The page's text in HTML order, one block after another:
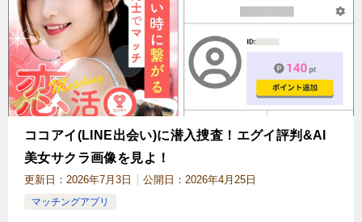
ココアイ(LINE出会い)に潜入捜査！エグイ評判&AI
美女サクラ画像を見よ！
更新日： 2026年7月3日 公開日： 2026年4月25日
マッチングアプリ